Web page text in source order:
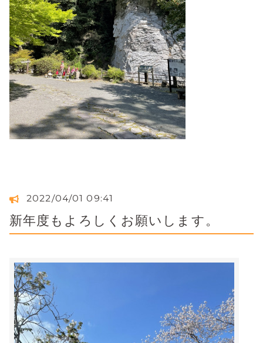
2022/04/01 09:41
新年度もよろしくお願いします。